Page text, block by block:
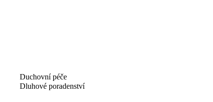
Duchovní péče
Dluhové poradenství